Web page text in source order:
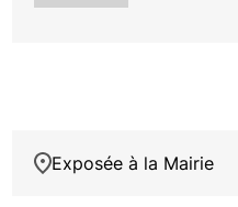
Exposée à la Mairie